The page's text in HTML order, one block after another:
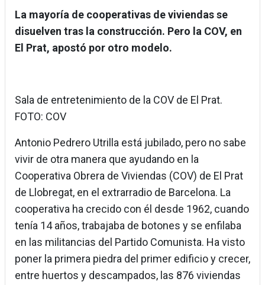
La mayoría de cooperativas de viviendas se
disuelven tras la construcción. Pero la COV, en
El Prat, apostó por otro modelo.
Sala de entretenimiento de la COV de El Prat.
FOTO: COV
Antonio Pedrero Utrilla está jubilado, pero no sabe
vivir de otra manera que ayudando en la
Cooperativa Obrera de Viviendas (COV) de El Prat
de Llobregat, en el extrarradio de Barcelona. La
cooperativa ha crecido con él desde 1962, cuando
tenía 14 años, trabajaba de botones y se enfilaba
en las militancias del Partido Comunista. Ha visto
poner la primera piedra del primer edificio y crecer,
entre huertos y descampados, las 876 viviendas